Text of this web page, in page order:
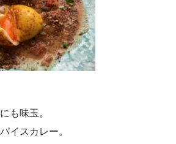
も味玉。
イスカレー。